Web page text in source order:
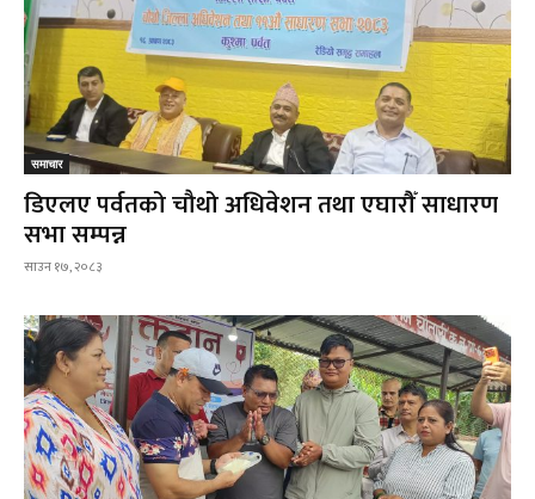
समाचार
डिएलए पर्वतको चौथो अधिवेशन तथा एघारौँ साधारण
सभा सम्पन्न
साउन १७, २०८३